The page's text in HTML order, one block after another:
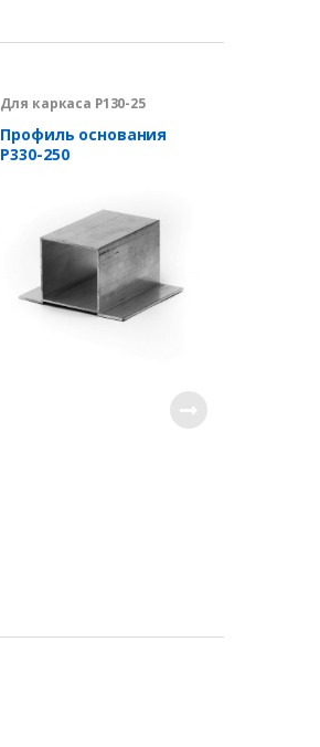
Для каркаса P130-25
Профиль основания
Р330-250